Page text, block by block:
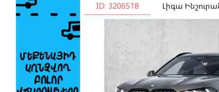
ID: 3206518 Լիգա